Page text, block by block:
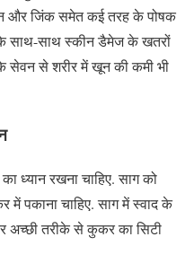
और जिंक समेत कई तरह के पोषक
के साथ-साथ स्कीन डैमेज के खतरों
से शरीर में खून की कमी भी
ध्यान रखना चाहिए. साग को
पकाना चाहिए. साग में स्वाद के
अच्छी तरीके से कुकर का सिटी